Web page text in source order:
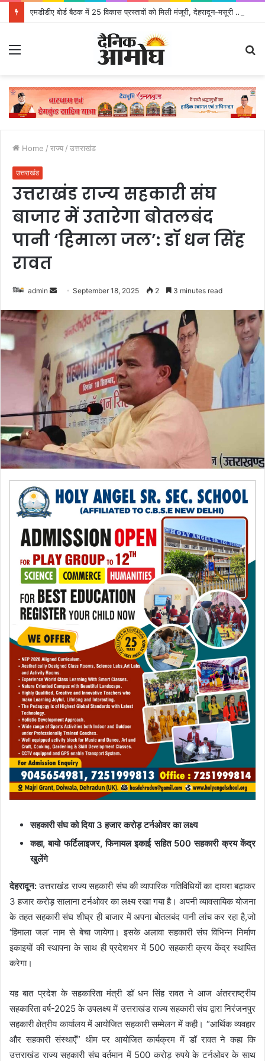
एमडीडीए बोर्ड बैठक में 25 विकास प्रस्तावों को मिली मंजूरी, देहरादून-मसूरी के नियोजित विकास को मिलेगी रफ्तार
Home / राज्य / उत्तराखंड
उत्तराखंड
उत्तराखंड राज्य सहकारी संघ
बाजार में उतारेगा बोतलबंद
पानी ‘हिमाला जल’: डॉ धन सिंह
रावत
admin
n
e
m
a
September 18, 2025 2 3 minutes read
सहकारी संघ को दिया 3 हजार करोड़ टर्नओवर का लक्ष्य
कहा, बायो फर्टिलाइजर, फिनायल इकाई सहित 500 सहकारी क्रय केंद्र
खुलेंगे
देहरादून:उत्तराखंड राज्य सहकारी संघ की व्यापारिक गतिविधियों का दायरा बढ़ाकर
3 हजार करोड़ सालाना टर्नओवर का लक्ष्य रखा गया है। अपनी व्यावसायिक योजना
के तहत सहकारी संघ शीघ्र ही बाजार में अपना बोतलबंद पानी लांच कर रहा है,जो
‘हिमाला जल’ नाम से बेचा जायेगा। इसके अलावा सहकारी संघ विभिन्न निर्माण
इकाइयों की स्थापना के साथ ही प्रदेशभर में 500 सहकारी क्रय केंद्र स्थापित
करेगा।
यह बात प्रदेश के सहकारिता मंत्री डॉ धन सिंह रावत ने आज अंतरराष्ट्रीय
सहकारिता वर्ष-2025 के उपलक्ष्य में उत्तराखंड राज्य सहकारी संघ द्वारा निरंजनपुर
सहकारी क्षेत्रीय कार्यालय में आयोजित सहकारी सम्मेलन में कही। “आर्थिक व्यवहार
और सहकारी संस्थाएँ” थीम पर आयोजित कार्यक्रम में डॉ रावत ने कहा कि
उत्तराखंड राज्य सहकारी संघ वर्तमान में 500 करोड़ रुपये के टर्नओवर के साथ